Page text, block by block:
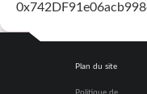
Plan du site
Politique de